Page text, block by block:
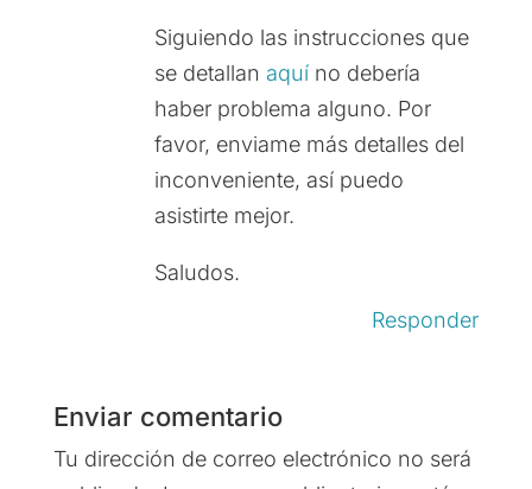
Siguiendo las instrucciones que
se detallan aquíno debería
haber problema alguno. Por
favor, enviame más detalles del
inconveniente, así puedo
asistirte mejor.
Saludos.
Responder
Enviar comentario
Tu dirección de correo electrónico no será